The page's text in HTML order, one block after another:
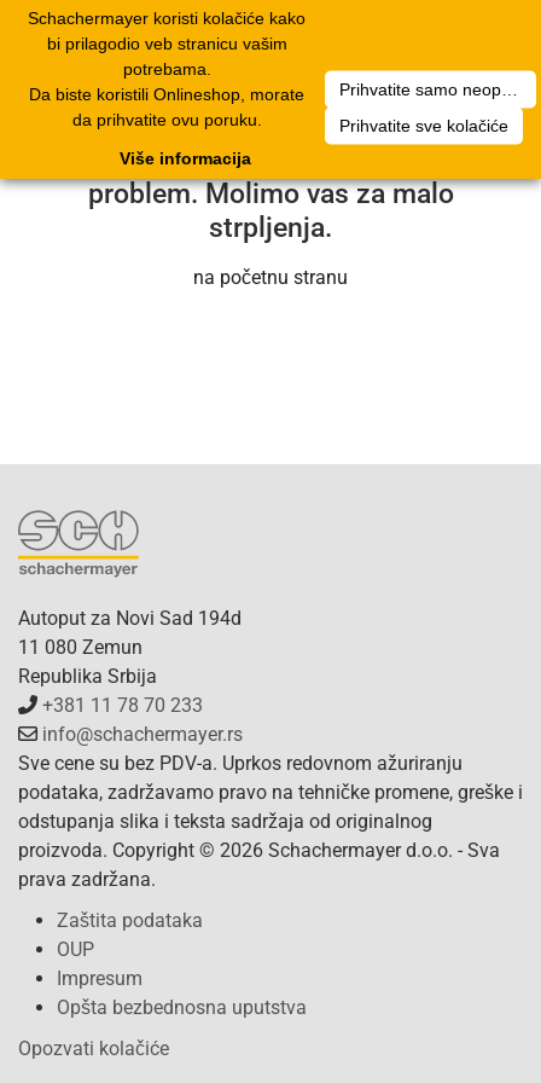
Schachermayer koristi kolačiće kako
bi prilagodio veb stranicu vašim
potrebama.
Da biste koristili Onlineshop, morate
da prihvatite ovu poruku.
Prihvatite samo neophodne kolačiće
Prihvatite sve kolačiće
Više informacija
navigation
Nažalost, došlo je do tehničke greške.
Naš servisni tim će uskoro rešiti
problem. Molimo vas za malo
strpljenja.
na početnu stranu
Autoput za Novi Sad 194d
11 080 Zemun
Republika Srbija
+381 11 78 70 233
info@schachermayer.rs
Sve cene su bez PDV-a. Uprkos redovnom ažuriranju
podataka, zadržavamo pravo na tehničke promene, greške i
odstupanja slika i teksta sadržaja od originalnog
proizvoda. Copyright © 2026 Schachermayer d.o.o. - Sva
prava zadržana.
Zaštita podataka
OUP
Impresum
Opšta bezbednosna uputstva
Opozvati kolačiće